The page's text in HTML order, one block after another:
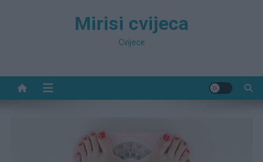
Mirisi cvijeca
Cvijece